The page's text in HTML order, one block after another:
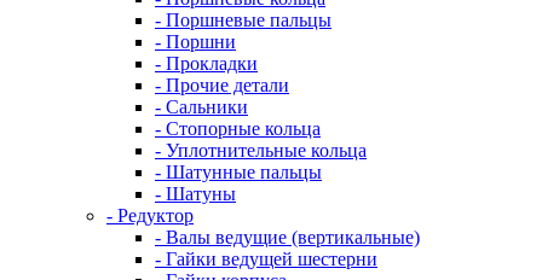
- Поршневые пальцы
- Поршни
- Прокладки
- Прочие детали
- Сальники
- Стопорные кольца
- Уплотнительные кольца
- Шатунные пальцы
- Шатуны
- Редуктор
- Валы ведущие (вертикальные)
- Гайки ведущей шестерни